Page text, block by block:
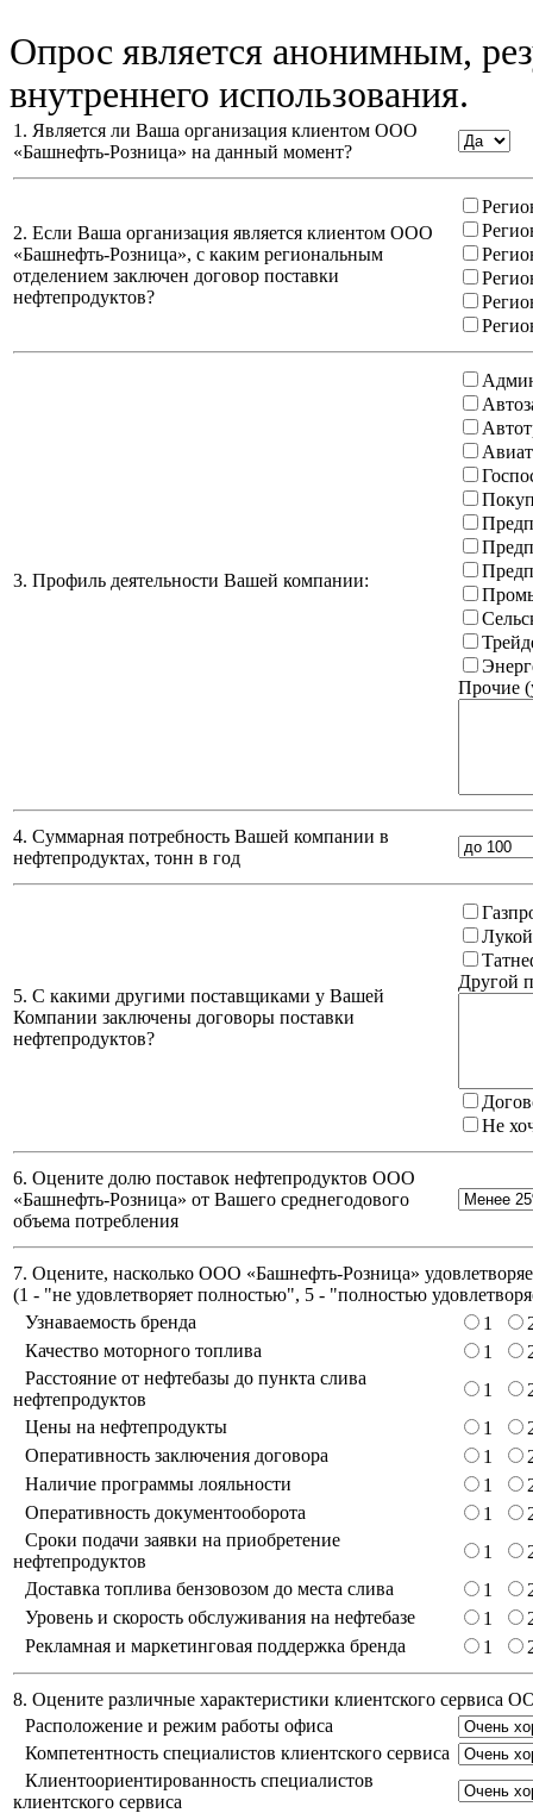
Опрос является анонимным,
внутреннего использования.
1. Является ли Ваша организация клиентом ООО
«Башнефть-Розница» на данный момент?
2. Если Ваша организация является клиентом ООО
«Башнефть-Розница», с каким региональным
отделением заключен договор поставки
нефтепродуктов?
3. Профиль деятельности Вашей компании:
Прочие
4. Суммарная потребность Вашей компании в
нефтепродуктах, тонн в год
5. С какими другими поставщиками у Вашей
Компании заключены договоры поставки
нефтепродуктов?
Другой
Не
6. Оцените долю поставок нефтепродуктов ООО
«Башнефть-Розница» от Вашего среднегодового
объема потребления
7. Оцените, насколько ООО «Башнефть-Розница»
(1 - "не удовлетворяет полностью", 5 - "полностью
Узнаваемость бренда
1
Качество моторного топлива
1
Расстояние от нефтебазы до пункта слива
нефтепродуктов
1
Цены на нефтепродукты
1
Оперативность заключения договора
1
Наличие программы лояльности
1
Оперативность документооборота
1
Сроки подачи заявки на приобретение
нефтепродуктов
1
Доставка топлива бензовозом до места слива
1
Уровень и скорость обслуживания на нефтебазе
1
Рекламная и маркетинговая поддержка бренда
1
8. Оцените различные характеристики клиентского сервиса
Расположение и режим работы офиса
Компетентность специалистов клиентского сервиса
Клиентоориентированность специалистов
клиентского сервиса